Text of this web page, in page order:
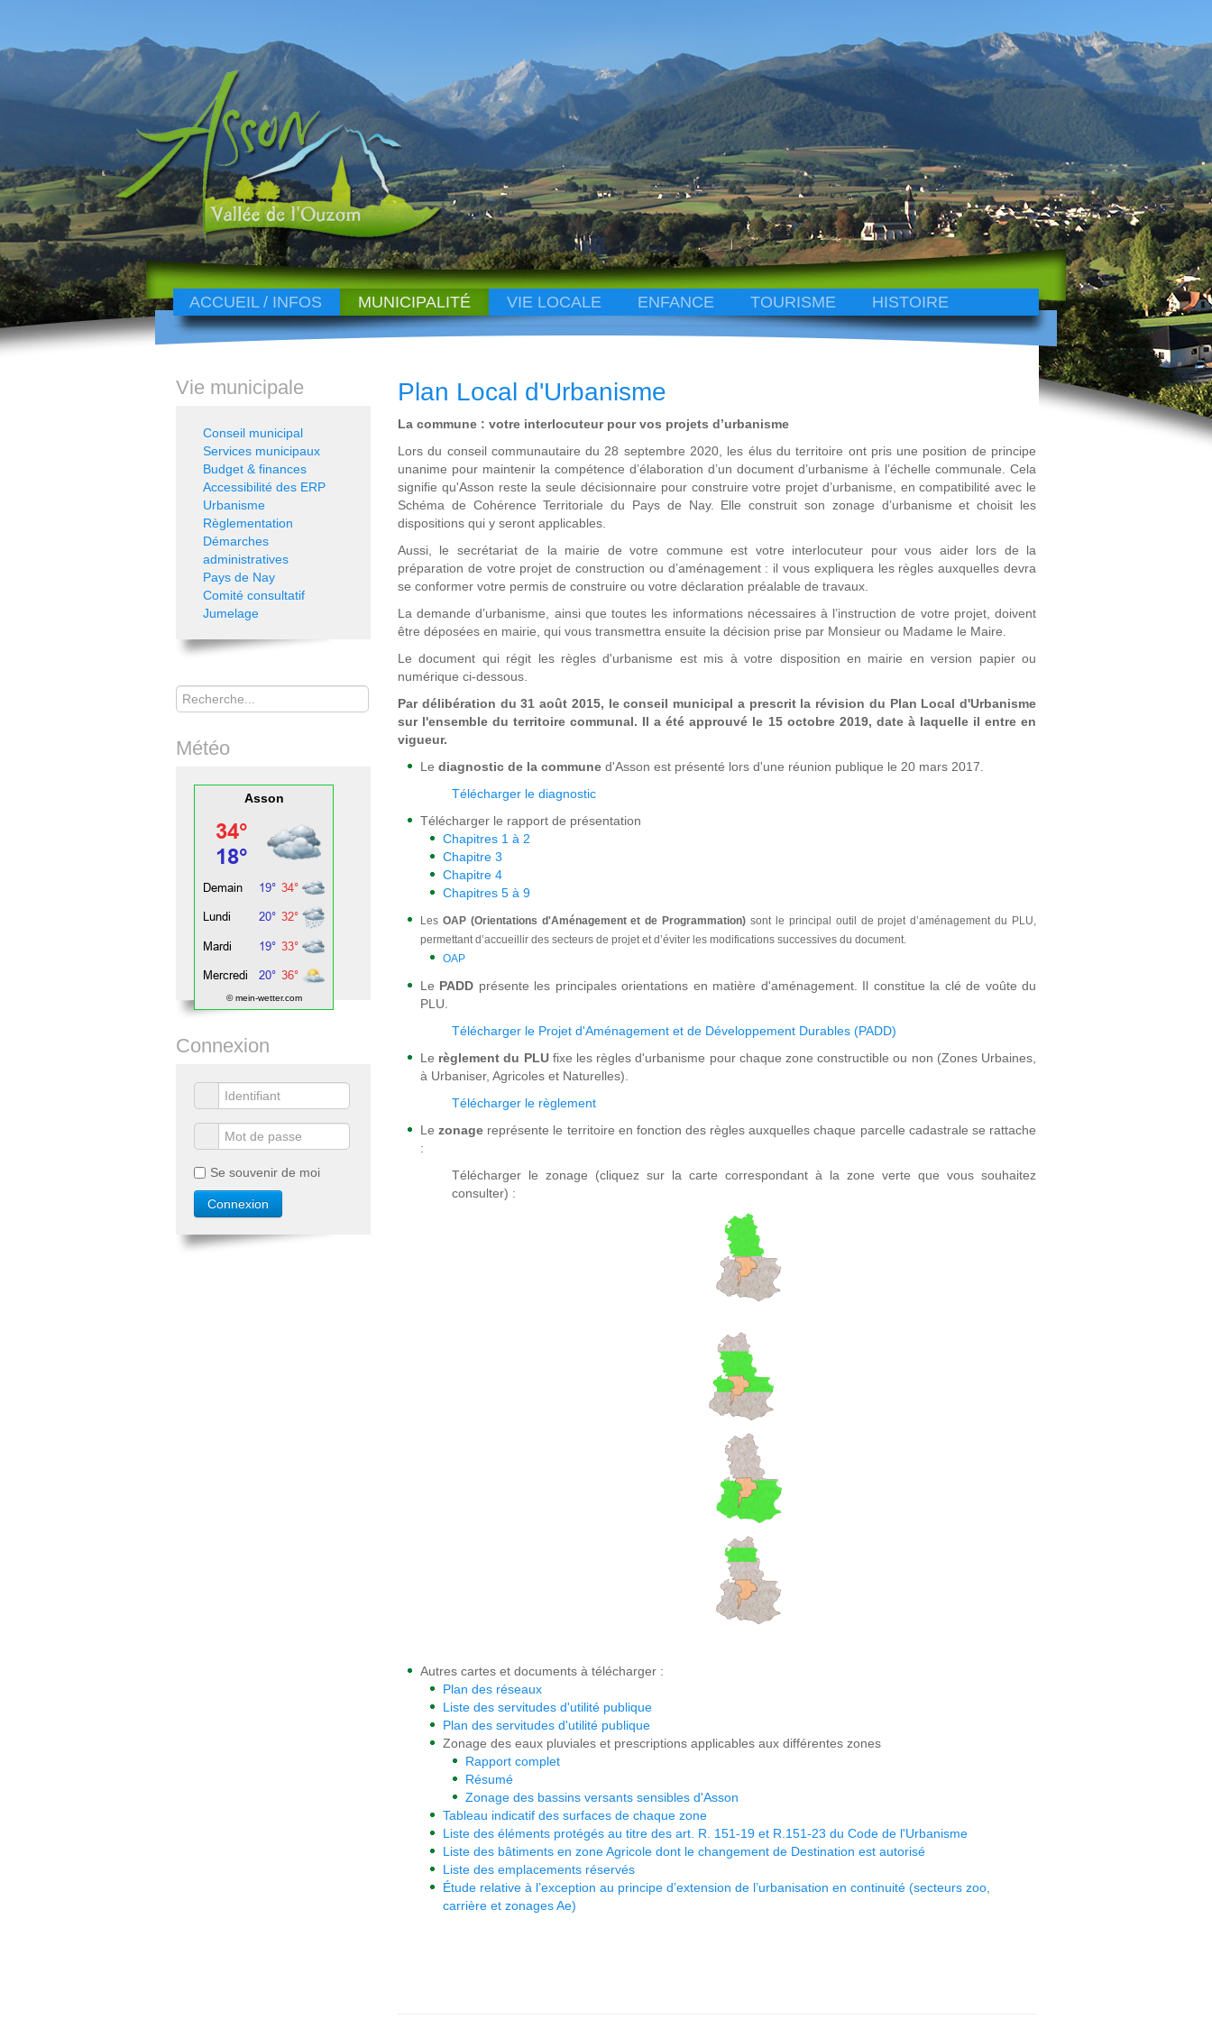
ACCUEIL / INFOS MUNICIPALITÉ VIE LOCALE ENFANCE TOURISME HISTOIRE
Plan Local d'Urbanisme
La commune : votre interlocuteur pour vos projets d’urbanisme
Lors du conseil communautaire du 28 septembre 2020, les élus du territoire ont pris une position de principe
unanime pour maintenir la compétence d’élaboration d’un document d’urbanisme à l’échelle communale. Cela
signifie qu'Asson reste la seule décisionnaire pour construire votre projet d’urbanisme, en compatibilité avec le
Schéma de Cohérence Territoriale du Pays de Nay. Elle construit son zonage d’urbanisme et choisit les
dispositions qui y seront applicables.
Aussi, le secrétariat de la mairie de votre commune est votre interlocuteur pour vous aider lors de la
préparation de votre projet de construction ou d’aménagement : il vous expliquera les règles auxquelles devra
se conformer votre permis de construire ou votre déclaration préalable de travaux.
La demande d’urbanisme, ainsi que toutes les informations nécessaires à l’instruction de votre projet, doivent
être déposées en mairie, qui vous transmettra ensuite la décision prise par Monsieur ou Madame le Maire.
Le document qui régit les règles d'urbanisme est mis à votre disposition en mairie en version papier ou
numérique ci-dessous.
Par délibération du 31 août 2015, le conseil municipal a prescrit la révision du Plan Local d'Urbanisme
sur l'ensemble du territoire communal. Il a été approuvé le 15 octobre 2019, date à laquelle il entre en
vigueur.
Le diagnostic de la commune d'Asson est présenté lors d'une réunion publique le 20 mars 2017.
Télécharger le diagnostic
Télécharger le rapport de présentation
Chapitres 1 à 2
Chapitre 3
Chapitre 4
Chapitres 5 à 9
Les OAP (Orientations d'Aménagement et de Programmation)sont le principal outil de projet d’aménagement du PLU,
permettant d’accueillir des secteurs de projet et d’éviter les modifications successives du document.
OAP
Le PADD présente les principales orientations en matière d'aménagement. Il constitue la clé de voûte du
PLU.
Télécharger le Projet d'Aménagement et de Développement Durables (PADD)
Le règlement du PLUfixe les règles d'urbanisme pour chaque zone constructible ou non (Zones Urbaines,
à Urbaniser, Agricoles et Naturelles).
Télécharger le règlement
Lezonage représente le territoire en fonction des règles auxquelles chaque parcelle cadastrale se rattache
:
Télécharger le zonage (cliquez sur la carte correspondant à la zone verte que vous souhaitez
consulter) :
Autres cartes et documents à télécharger :
Plan des réseaux
Liste des servitudes d'utilité publique
Plan des servitudes d'utilité publique
Zonage des eaux pluviales et prescriptions applicables aux différentes zones
Rapport complet
Résumé
Zonage des bassins versants sensibles d'Asson
Tableau indicatif des surfaces de chaque zone
Liste des éléments protégés au titre des art. R. 151-19 et R.151-23 du Code de l'Urbanisme
Liste des bâtiments en zone Agricole dont le changement de Destination est autorisé
Liste des emplacements réservés
Étude relative à l’exception au principe d’extension de l’urbanisation en continuité (secteurs zoo,
carrière et zonages Ae)
Vie municipale
Conseil municipal
Services municipaux
Budget & finances
Accessibilité des ERP
Urbanisme
Règlementation
Démarches
administratives
Pays de Nay
Comité consultatif
Jumelage
Rechercher
Météo
Asson
© mein-wetter.com
Connexion
Se souvenir de moi